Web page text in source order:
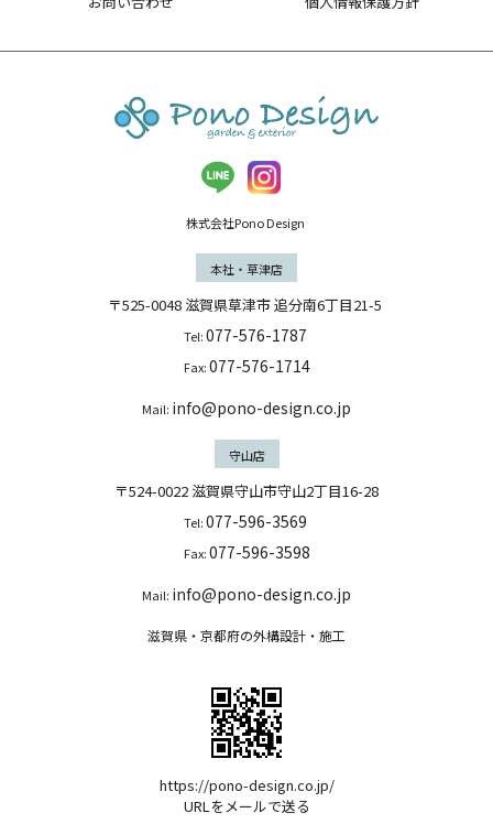
株式会社Pono Design
本社・草津店
〒525-0048 滋賀県草津市追分南6丁目21-5
Tel:077-576-1787
Fax:077-576-1714
Mail: info@pono-design.co.jp
守山店
〒524-0022 滋賀県守山市守山2丁目16-28
Tel:077-596-3569
Fax:077-596-3598
Mail: info@pono-design.co.jp
滋賀県・京都府の外構設計・施工
https://pono-design.co.jp/
URLをメールで送る